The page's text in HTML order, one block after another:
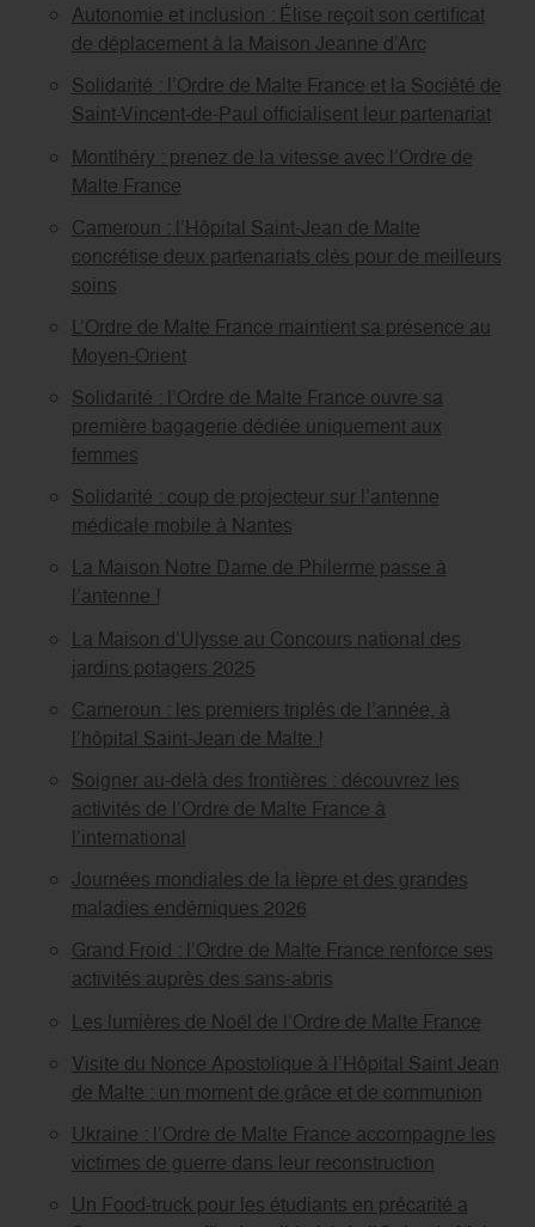
Autonomie et inclusion : Élise reçoit son certificat
de déplacement à la Maison Jeanne d’Arc
Solidarité : l’Ordre de Malte France et la Société de
Saint-Vincent-de-Paul officialisent leur partenariat
Montlhéry : prenez de la vitesse avec l’Ordre de
Malte France
Cameroun : l’Hôpital Saint-Jean de Malte
concrétise deux partenariats clés pour de meilleurs
soins
L’Ordre de Malte France maintient sa présence au
Moyen-Orient
Solidarité : l’Ordre de Malte France ouvre sa
première bagagerie dédiée uniquement aux
femmes
Solidarité : coup de projecteur sur l’antenne
médicale mobile à Nantes
La Maison Notre Dame de Philerme passe à
l’antenne !
La Maison d’Ulysse au Concours national des
jardins potagers 2025
Cameroun : les premiers triplés de l’année, à
l’hôpital Saint-Jean de Malte !
Soigner au-delà des frontières : découvrez les
activités de l’Ordre de Malte France à
l’international
Journées mondiales de la lèpre et des grandes
maladies endémiques 2026
Grand Froid : l’Ordre de Malte France renforce ses
activités auprès des sans-abris
Les lumières de Noël de l’Ordre de Malte France
Visite du Nonce Apostolique à l’Hôpital Saint Jean
de Malte : un moment de grâce et de communion
Ukraine : l’Ordre de Malte France accompagne les
victimes de guerre dans leur reconstruction
Un Food-truck pour les étudiants en précarité a